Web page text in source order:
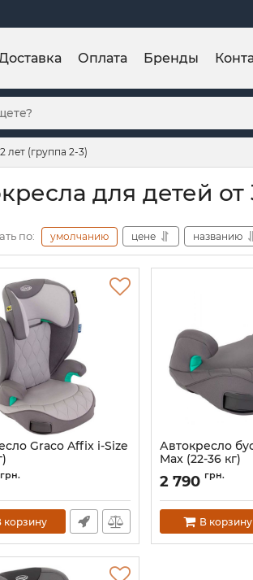
Оплата Бренды
лет (группа 2-3)
для детей от
по: умолчанию цене названию
Graco Affix i-Size
8CV999IROEU
грн.
корзину
Автокресло
Max (22-36 кг)
Артикул:
2 790 грн.
В корзину